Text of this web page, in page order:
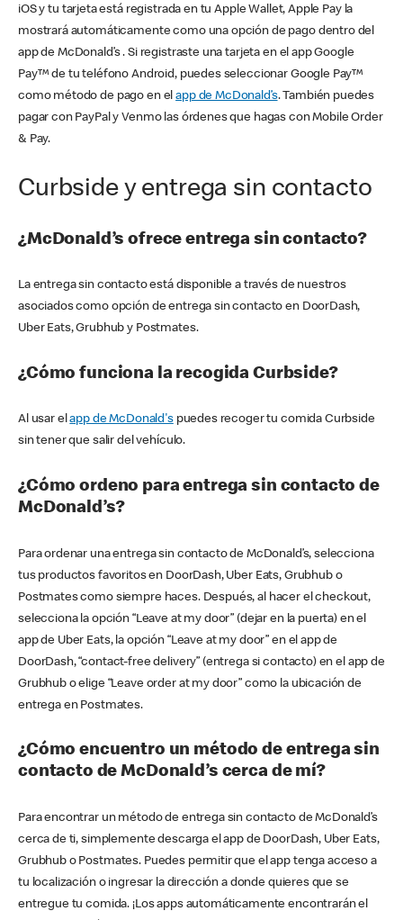
iOS y tu tarjeta está registrada en tu Apple Wallet, Apple Pay la
mostrará automáticamente como una opción de pago dentro del
app de McDonald’s . Si registraste una tarjeta en el app Google
Pay™ de tu teléfono Android, puedes seleccionar Google Pay™
como método de pago en elapp de McDonald’s. También puedes
pagar con PayPal y Venmo las órdenes que hagas con Mobile Order
& Pay.
Curbside y entrega sin contacto
¿McDonald’s ofrece entrega sin contacto?
La entrega sin contacto está disponible a través de nuestros
asociados como opción de entrega sin contacto en DoorDash,
Uber Eats, Grubhub y Postmates.
¿Cómo funciona la recogida Curbside?
Al usar elapp de McDonald'spuedes recoger tu comida Curbside
sin tener que salir del vehículo.
¿Cómo ordeno para entrega sin contacto de
McDonald’s?
Para ordenar una entrega sin contacto de McDonald’s, selecciona
tus productos favoritos en DoorDash, Uber Eats, Grubhub o
Postmates como siempre haces. Después, al hacer el checkout,
selecciona la opción “Leave at my door” (dejar en la puerta) en el
app de Uber Eats, la opción “Leave at my door” en el app de
DoorDash, “contact-free delivery” (entrega si contacto) en el app de
Grubhub o elige “Leave order at my door” como la ubicación de
entrega en Postmates.
¿Cómo encuentro un método de entrega sin
contacto de McDonald’s cerca de mí?
Para encontrar un método de entrega sin contacto de McDonald’s
cerca de ti, simplemente descarga el app de DoorDash, Uber Eats,
Grubhub o Postmates. Puedes permitir que el app tenga acceso a
tu localización o ingresar la dirección a donde quieres que se
entregue tu comida. ¡Los apps automáticamente encontrarán el